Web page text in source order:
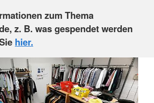
zum Thema
z. B. was gespendet werden
hier.